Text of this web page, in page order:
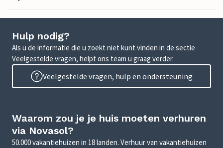
Hulp nodig?
Als u de informatie die u zoekt niet kunt vinden in de sectie
Veelgestelde vragen, helpt ons team u graag verder.
Veelgestelde vragen, hulp en ondersteuning
Waarom zou je je huis moeten verhuren
via Novasol?
50.000 vakantiehuizen in 18 landen. Verhuur van vakantiehuizen